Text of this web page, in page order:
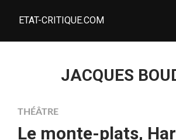
ETAT-CRITIQUE.COM
JACQUES
THÉÂTRE
Le monte-plats,